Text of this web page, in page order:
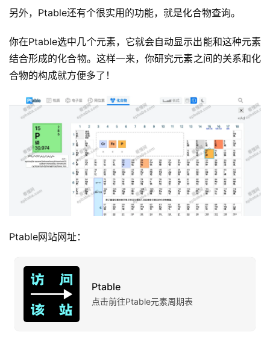
运
产
品
另外，Ptable还有个很实用的功能，就是化合物查询。
你在Ptable选中几个元素，它就会自动显示出能和这种元素
结合形成的化合物。这样一来，你研究元素之间的关系和化
合物的构成就方便多了！
Ptable网站网址：
Ptable
点击前往Ptable元素周期表